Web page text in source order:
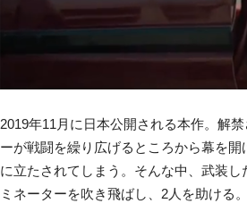
2019年11月に日本公開される本作。解
ーが戦闘を繰り広げるところから幕を
に立たされてしまう。そんな中、武装
ミネーターを吹き飛ばし、2人を助ける。